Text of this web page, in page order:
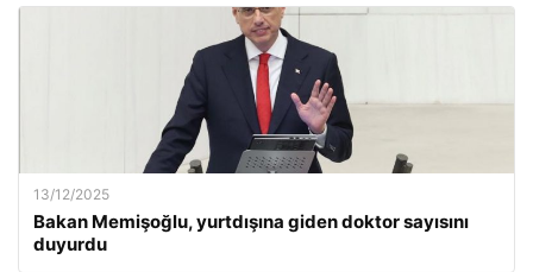
13/12/2025
Bakan Memişoğlu, yurtdışına giden doktor sayısını
duyurdu